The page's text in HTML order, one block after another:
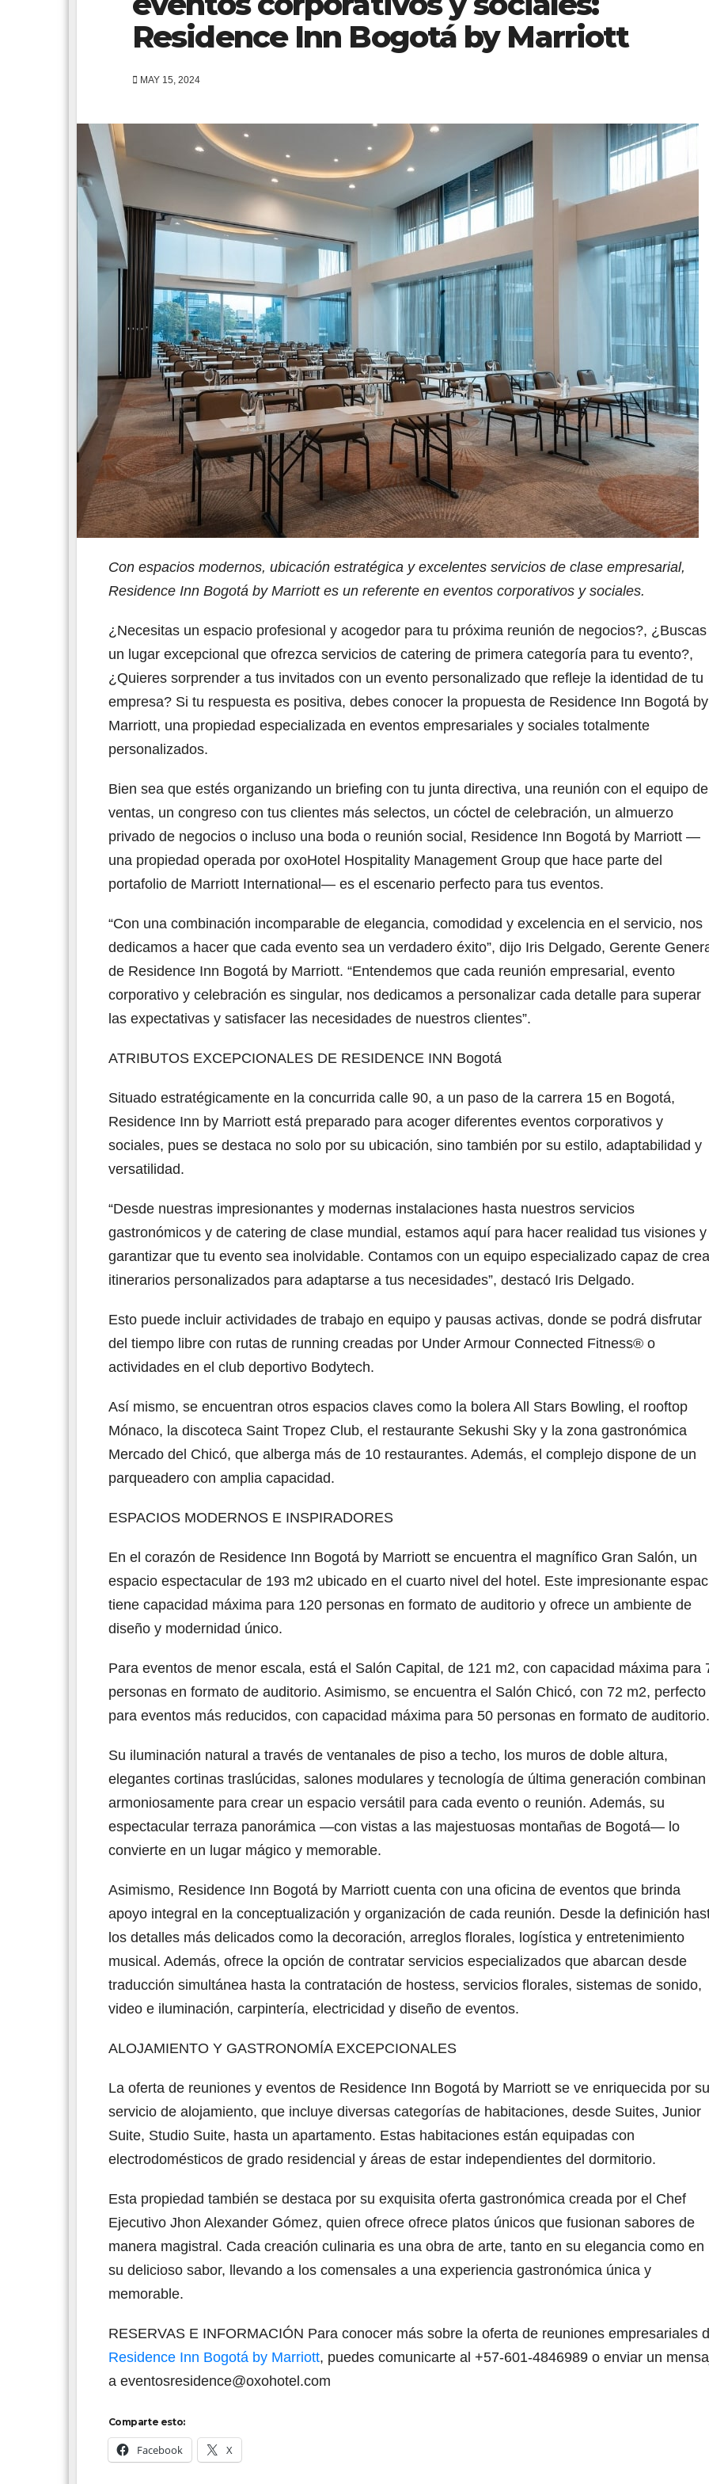
Residence Inn Bogotá by Marriott
MAY 15, 2024
Con espacios modernos, ubicación estratégica y excelentes servicios de clase empresarial,
Residence Inn Bogotá by Marriott es un referente en eventos corporativos y sociales.
¿Necesitas un espacio profesional y acogedor para tu próxima reunión de negocios?, ¿Buscas
un lugar excepcional que ofrezca servicios de catering de primera categoría para tu evento?,
¿Quieres sorprender a tus invitados con un evento personalizado que refleje la identidad de tu
empresa? Si tu respuesta es positiva, debes conocer la propuesta de Residence Inn Bogotá by
Marriott, una propiedad especializada en eventos empresariales y sociales totalmente
personalizados.
Bien sea que estés organizando un briefing con tu junta directiva, una reunión con el equipo de
ventas, un congreso con tus clientes más selectos, un cóctel de celebración, un almuerzo
privado de negocios o incluso una boda o reunión social, Residence Inn Bogotá by Marriott —
una propiedad operada por oxoHotel Hospitality Management Group que hace parte del
portafolio de Marriott International— es el escenario perfecto para tus eventos.
“Con una combinación incomparable de elegancia, comodidad y excelencia en el servicio, nos
dedicamos a hacer que cada evento sea un verdadero éxito”, dijo Iris Delgado, Gerente
de Residence Inn Bogotá by Marriott. “Entendemos que cada reunión empresarial, evento
corporativo y celebración es singular, nos dedicamos a personalizar cada detalle para superar
las expectativas y satisfacer las necesidades de nuestros clientes”.
ATRIBUTOS EXCEPCIONALES DE RESIDENCE INN Bogotá
Situado estratégicamente en la concurrida calle 90, a un paso de la carrera 15 en Bogotá,
Residence Inn by Marriott está preparado para acoger diferentes eventos corporativos y
sociales, pues se destaca no solo por su ubicación, sino también por su estilo, adaptabilidad y
versatilidad.
“Desde nuestras impresionantes y modernas instalaciones hasta nuestros servicios
gastronómicos y de catering de clase mundial, estamos aquí para hacer realidad tus visiones y
garantizar que tu evento sea inolvidable. Contamos con un equipo especializado capaz de
itinerarios personalizados para adaptarse a tus necesidades”, destacó Iris Delgado.
Esto puede incluir actividades de trabajo en equipo y pausas activas, donde se podrá disfrutar
del tiempo libre con rutas de running creadas por Under Armour Connected Fitness® o
actividades en el club deportivo Bodytech.
Así mismo, se encuentran otros espacios claves como la bolera All Stars Bowling, el rooftop
Mónaco, la discoteca Saint Tropez Club, el restaurante Sekushi Sky y la zona gastronómica
Mercado del Chicó, que alberga más de 10 restaurantes. Además, el complejo dispone de un
parqueadero con amplia capacidad.
ESPACIOS MODERNOS E INSPIRADORES
En el corazón de Residence Inn Bogotá by Marriott se encuentra el magnífico Gran Salón, un
espacio espectacular de 193 m2 ubicado en el cuarto nivel del hotel. Este impresionante
tiene capacidad máxima para 120 personas en formato de auditorio y ofrece un ambiente de
diseño y modernidad único.
Para eventos de menor escala, está el Salón Capital, de 121 m2, con capacidad máxima para
personas en formato de auditorio. Asimismo, se encuentra el Salón Chicó, con 72 m2, perfecto
para eventos más reducidos, con capacidad máxima para 50 personas en formato de auditorio.
Su iluminación natural a través de ventanales de piso a techo, los muros de doble altura,
elegantes cortinas traslúcidas, salones modulares y tecnología de última generación combinan
armoniosamente para crear un espacio versátil para cada evento o reunión. Además, su
espectacular terraza panorámica —con vistas a las majestuosas montañas de Bogotá— lo
convierte en un lugar mágico y memorable.
Asimismo, Residence Inn Bogotá by Marriott cuenta con una oficina de eventos que brinda
apoyo integral en la conceptualización y organización de cada reunión. Desde la definición
los detalles más delicados como la decoración, arreglos florales, logística y entretenimiento
musical. Además, ofrece la opción de contratar servicios especializados que abarcan desde
traducción simultánea hasta la contratación de hostess, servicios florales, sistemas de sonido,
video e iluminación, carpintería, electricidad y diseño de eventos.
ALOJAMIENTO Y GASTRONOMÍA EXCEPCIONALES
La oferta de reuniones y eventos de Residence Inn Bogotá by Marriott se ve enriquecida por su
servicio de alojamiento, que incluye diversas categorías de habitaciones, desde Suites, Junior
Suite, Studio Suite, hasta un apartamento. Estas habitaciones están equipadas con
electrodomésticos de grado residencial y áreas de estar independientes del dormitorio.
Esta propiedad también se destaca por su exquisita oferta gastronómica creada por el Chef
Ejecutivo Jhon Alexander Gómez, quien ofrece ofrece platos únicos que fusionan sabores de
manera magistral. Cada creación culinaria es una obra de arte, tanto en su elegancia como en
su delicioso sabor, llevando a los comensales a una experiencia gastronómica única y
memorable.
RESERVAS E INFORMACIÓN Para conocer más sobre la oferta de reuniones empresariales
Residence Inn Bogotá by Marriott, puedes comunicarte al +57-601-4846989 o enviar un
a eventosresidence@oxohotel.com
Comparte esto:
Facebook X